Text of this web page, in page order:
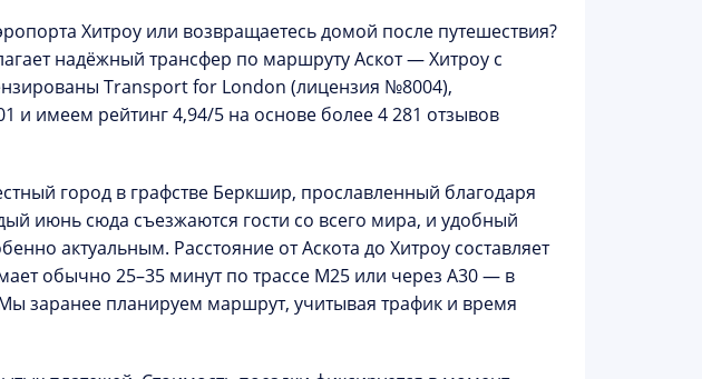
Хитроу или возвращаетесь домой после путешествия?
надёжный трансфер по маршрутуАскот — Хитроус
Transport for London (лицензия №8004),
и имеем рейтинг 4,94/5 на основе более 4 281 отзывов
город в графстве Беркшир, прославленный благодаря
июнь сюда съезжаются гости со всего мира, и удобный
актуальным. Расстояние от Аскота до Хитроу составляет
обычно 25–35 минут по трассе M25 или через A30 — в
заранее планируем маршрут, учитывая трафик и время